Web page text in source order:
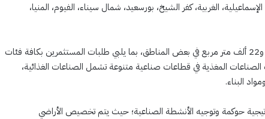
الغربية، كفر الشيخ، بورسعيد، شمال سيناء، الفيوم، المنيا،
مساحات الأراضي بالطرح تتراوح بين 300 متر مربع و22 ألف متر مربع في بعض المناطق، بما يلبي طلبات المستثمرين بكافة فئات
المغذية في قطاعات صناعية متنوعة تشمل الصناعات الغذائية،
البناء.
حوكمة وتوجيه الأنشطة الصناعية؛ حيث يتم تخصيص الأراضي